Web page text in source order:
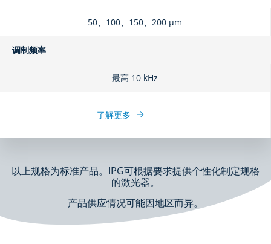
50、100、150、200 μm
调制频率
最高 10 kHz
了解更多
以上规格为标准产品。IPG可根据要求提供个性化制定规格
的激光器。
产品供应情况可能因地区而异。